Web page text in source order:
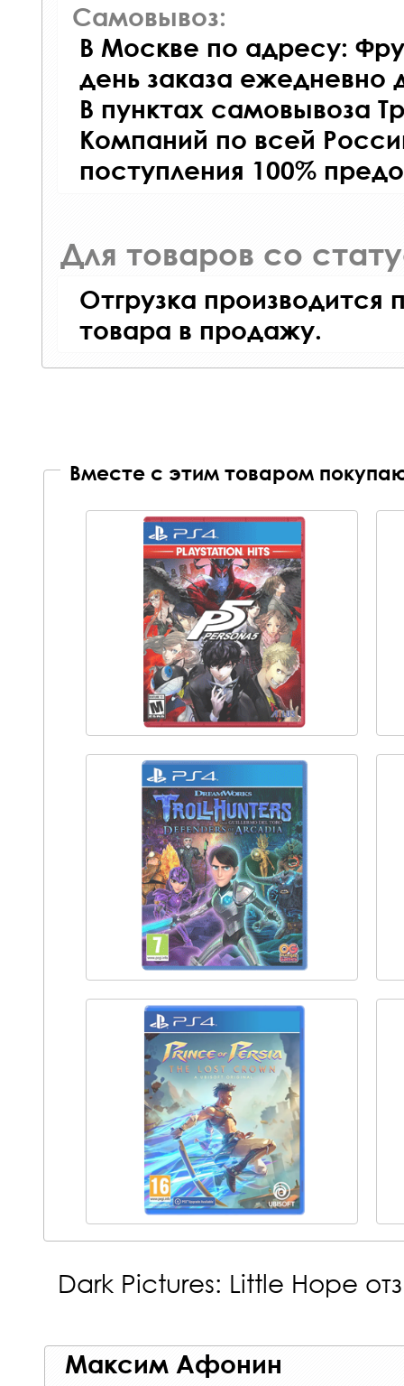
Самовывоз:
В Москве по адресу:
день заказа ежедневно
В пунктах самовывоза
Компаний по всей
поступления 100%
Для товаров со
Отгрузка производится
товара в продажу.
Вместе с этим товаром
Dark Pictures: Little Hope
Максим Афонин